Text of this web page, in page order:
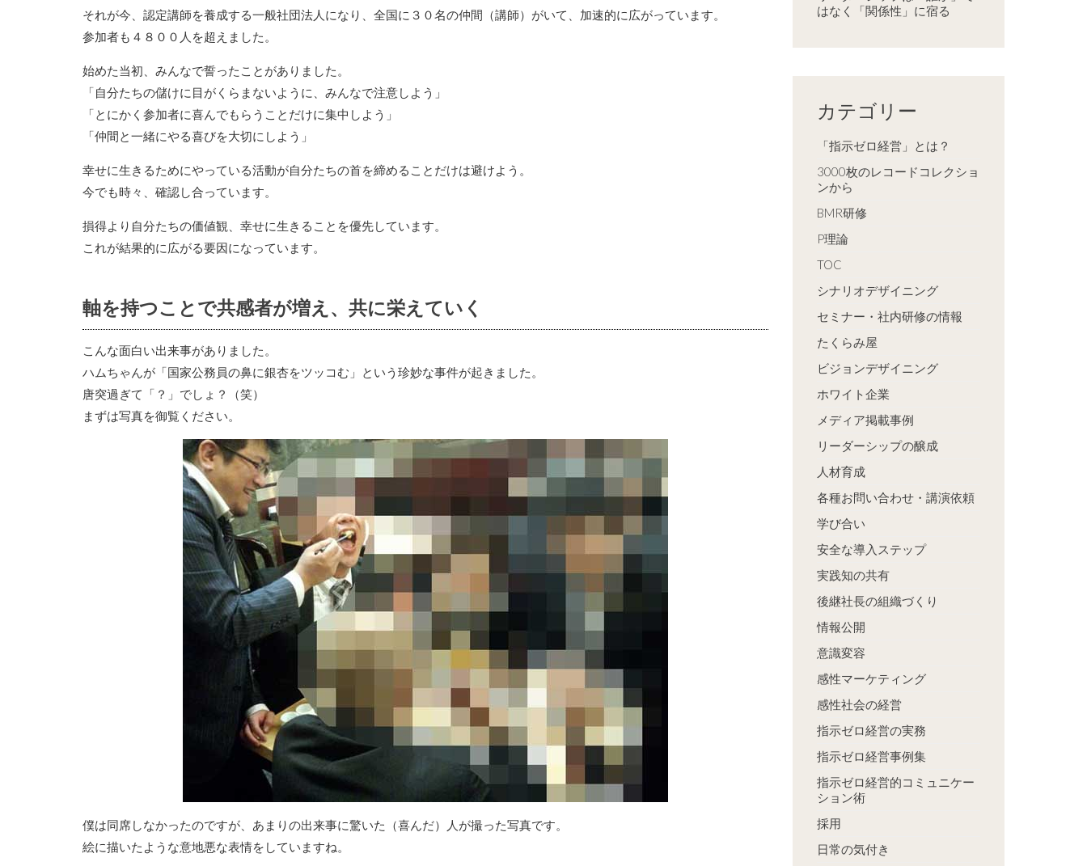
それが今、認定講師を養成する一般社団法人になり、全国に３０名の仲間（講師）がいて、加速的に広がっています。
参加者も４８００人を超えました。
始めた当初、みんなで誓ったことがありました。
「自分たちの儲けに目がくらまないように、みんなで注意しよう」
「とにかく参加者に喜んでもらうことだけに集中しよう」
「仲間と一緒にやる喜びを大切にしよう」
幸せに生きるためにやっている活動が自分たちの首を締めることだけは避けよう。
今でも時々、確認し合っています。
損得より自分たちの価値観、幸せに生きることを優先しています。
これが結果的に広がる要因になっています。
軸を持つことで共感者が増え、共に栄えていく
こんな面白い出来事がありました。
ハムちゃんが「国家公務員の鼻に銀杏をツッコむ」という珍妙な事件が起きました。
唐突過ぎて「？」でしょ？（笑）
まずは写真を御覧ください。
僕は同席しなかったのですが、あまりの出来事に驚いた（喜んだ）人が撮った写真です。
絵に描いたような意地悪な表情をしていますね。
はなく「関係性」に宿る
カテゴリー
「指示ゼロ経営」とは？
3000枚のレコードコレクショ
ンから
BMR研修
P理論
TOC
シナリオデザイニング
セミナー・社内研修の情報
たくらみ屋
ビジョンデザイニング
ホワイト企業
メディア掲載事例
リーダーシップの醸成
人材育成
各種お問い合わせ・講演依頼
学び合い
安全な導入ステップ
実践知の共有
後継社長の組織づくり
情報公開
意識変容
感性マーケティング
感性社会の経営
指示ゼロ経営の実務
指示ゼロ経営事例集
指示ゼロ経営的コミュニケー
ション術
採用
日常の気付き